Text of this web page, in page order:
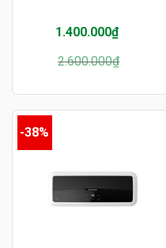
2.600.000₫
Giá
gốc
2.600.000₫.
1.400.000₫
Giá
hiện
là:
1.400.000₫.
-38%